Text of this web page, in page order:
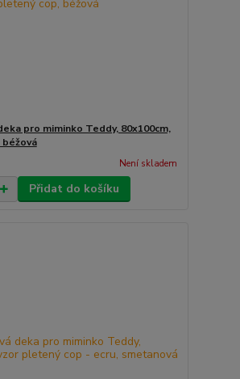
pro miminko Teddy, 80x100cm,
Není skladem
Přidat do košíku